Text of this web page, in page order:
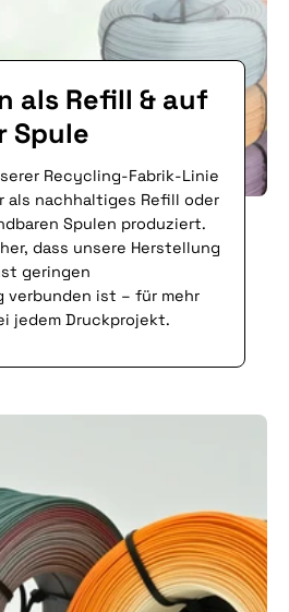
als Refill & auf
Spule
Recycling-Fabrik-Linie
als nachhaltiges Refill oder
Spulen produziert.
dass unsere Herstellung
geringen
verbunden ist – für mehr
jedem Druckprojekt.